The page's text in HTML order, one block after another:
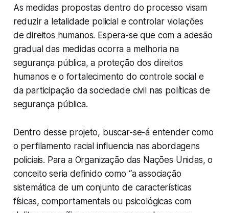
As medidas propostas dentro do processo visam
reduzir a letalidade policial e controlar violações
de direitos humanos. Espera-se que com a adesão
gradual das medidas ocorra a melhoria na
segurança pública, a proteção dos direitos
humanos e o fortalecimento do controle social e
da participação da sociedade civil nas políticas de
segurança pública.
Dentro desse projeto, buscar-se-á entender como
o perfilamento racial influencia nas abordagens
policiais. Para a Organização das Nações Unidas, o
conceito seria definido como “a associação
sistemática de um conjunto de características
físicas, comportamentais ou psicológicas com